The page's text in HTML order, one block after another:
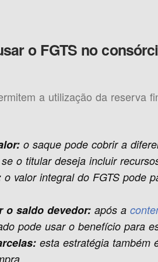
o FGTS no
a utilização da reserva
o saque pode cobrir a
o titular deseja incluir
o valor integral do FGTS pode
o saldo devedor: após a
pode usar o benefício para
esta estratégia também